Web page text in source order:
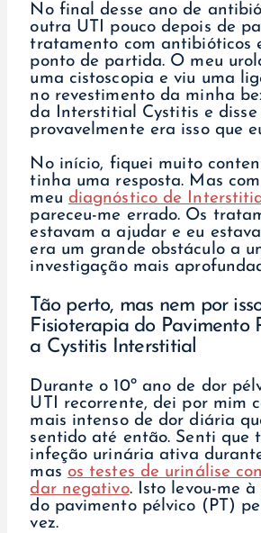
No final desse ano de
outra UTI pouco depois de
tratamento com antibióticos
ponto de partida. O meu
uma cistoscopia e viu uma
no revestimento da minha
da Interstitial Cystitis e disse
provavelmente era isso que
No início, fiquei muito
tinha uma resposta. Mas
meu diagnóstico de
pareceu-me errado. Os
estavam a ajudar e eu
era um grande obstáculo a
investigação mais
Tão perto, mas nem por
Fisioterapia do Pavimento
a Cystitis Interstitial
Durante o 10º ano de dor
UTI recorrente, dei por mim
mais intenso de dor diária
sentido até então. Senti que
infeção urinária ativa
mas os testes de urinálise
dar negativo. Isto levou-me
do pavimento pélvico (PT)
vez.